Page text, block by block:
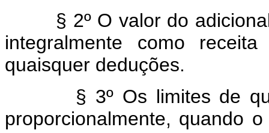
§ 2º O valor do adicional
integralmente como
quaisquer deduções.
§ 3º Os limites de que
proporcionalmente, quando